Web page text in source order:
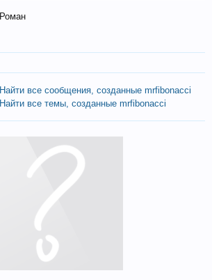
Роман
Найти все сообщения, созданные mrfibonacci
Найти все темы, созданные mrfibonacci